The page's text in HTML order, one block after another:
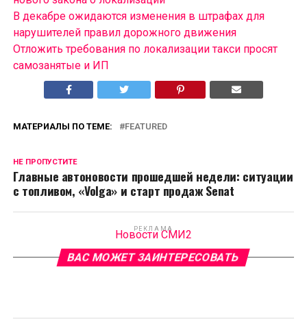
В декабре ожидаются изменения в штрафах для
нарушителей правил дорожного движения
Отложить требования по локализации такси просят
самозанятые и ИП
МАТЕРИАЛЫ ПО ТЕМЕ: FEATURED
НЕ ПРОПУСТИТЕ
Главные автоновости прошедшей недели: ситуации
с топливом, «Volga» и старт продаж Senat
РЕКЛАМА
Новости СМИ2
ВАС МОЖЕТ ЗАИНТЕРЕСОВАТЬ